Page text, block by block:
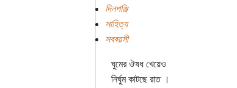
দিনপঞ্জি
সাহিত্য
সববয়সী
ঘুমের ঔষধ খেয়েও
নির্ঘুম কাটছে রাত ।